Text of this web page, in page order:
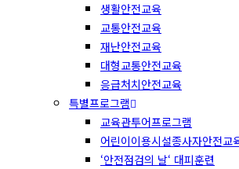
생활안전교육
교통안전교육
재난안전교육
대형교통안전교육
응급처치안전교육
특별프로그램
교육관투어프로그램
어린이이용시설종사자안전교
‘안전점검의 날‘ 대피훈련